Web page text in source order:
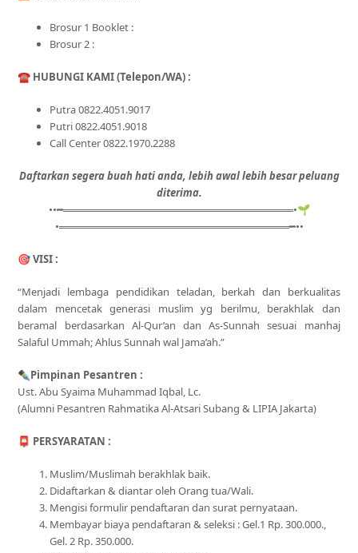
Brosur 1 Booklet :
Brosur 2 :
☎️ HUBUNGI KAMI (Telepon/WA) :
Putra 0822.4051.9017
Putri 0822.4051.9018
Call Center 0822.1970.2288
Daftarkan segera buah hati anda, lebih awal lebih besar peluang
diterima.
••━════════════════════════════════•🌱
•════════════════════════════════━••
🎯VISI :
“Menjadi lembaga pendidikan teladan, berkah dan berkualitas
dalam mencetak generasi muslim yg berilmu, berakhlak dan
beramal berdasarkan Al-Qur’an dan As-Sunnah sesuai manhaj
Salaful Ummah; Ahlus Sunnah wal Jama’ah.”
✒Pimpinan Pesantren :
Ust. Abu Syaima Muhammad Iqbal, Lc.
(Alumni Pesantren Rahmatika Al-Atsari Subang & LIPIA Jakarta)
📮 PERSYARATAN :
Muslim/Muslimah berakhlak baik.
Didaftarkan & diantar oleh Orang tua/Wali.
Mengisi formulir pendaftaran dan surat pernyataan.
Membayar biaya pendaftaran & seleksi : Gel.1 Rp. 300.000.,
Gel. 2 Rp. 350.000.